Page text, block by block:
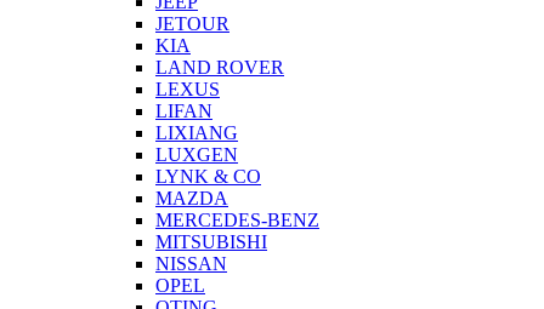
JETOUR
KIA
LAND ROVER
LEXUS
LIFAN
LIXIANG
LUXGEN
LYNK & CO
MAZDA
MERCEDES-BENZ
MITSUBISHI
NISSAN
OPEL